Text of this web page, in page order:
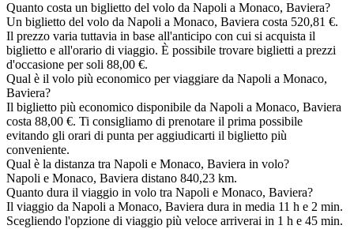
Quanto costa un biglietto del volo da Napoli a Monaco, Baviera?
Un biglietto del volo da Napoli a Monaco, Baviera costa 520,81 €.
Il prezzo varia tuttavia in base all'anticipo con cui si acquista il
biglietto e all'orario di viaggio. È possibile trovare biglietti a prezzi
d'occasione per soli 88,00 €.
Qual è il volo più economico per viaggiare da Napoli a Monaco,
Baviera?
Il biglietto più economico disponibile da Napoli a Monaco, Baviera
costa 88,00 €. Ti consigliamo di prenotare il prima possibile
evitando gli orari di punta per aggiudicarti il biglietto più
conveniente.
Qual è la distanza tra Napoli e Monaco, Baviera in volo?
Napoli e Monaco, Baviera distano 840,23 km.
Quanto dura il viaggio in volo tra Napoli e Monaco, Baviera?
Il viaggio da Napoli a Monaco, Baviera dura in media 11 h e 2 min.
Scegliendo l'opzione di viaggio più veloce arriverai in 1 h e 45 min.